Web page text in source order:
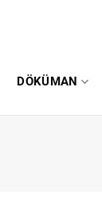
DÖKÜMAN